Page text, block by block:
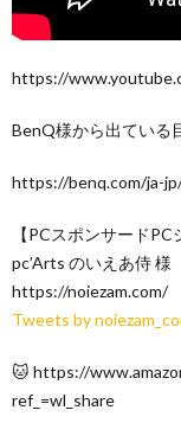
https://
BenQ様から出て
https://benq.com/ja-
【PCスポンサードPC
pc’Arts のいえあ侍 様
https://noiezam.com/
Tweets by
🐱 https://
ref_=wl_share